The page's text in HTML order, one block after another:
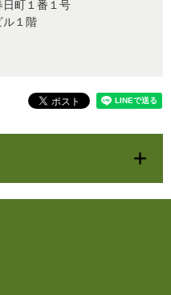
日町１番１号
ル１階